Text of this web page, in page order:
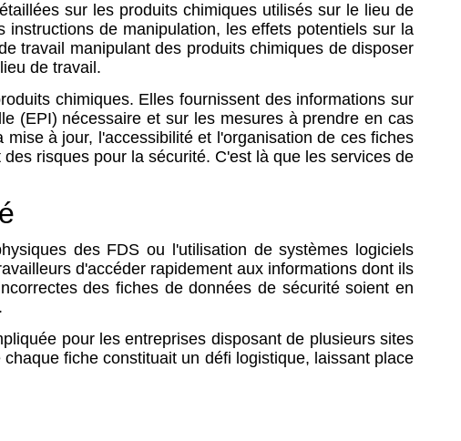
sur les produits chimiques utilisés sur le lieu de
de manipulation, les effets potentiels sur la
travail manipulant des produits chimiques de disposer
de travail.
chimiques. Elles fournissent des informations sur
(EPI) nécessaire et sur les mesures à prendre en cas
à jour, l'accessibilité et l'organisation de ces fiches
risques pour la sécurité. C'est là que les services de
des FDS ou l'utilisation de systèmes logiciels
d'accéder rapidement aux informations dont ils
des fiches de données de sécurité soient en
pour les entreprises disposant de plusieurs sites
fiche constituait un défi logistique, laissant place